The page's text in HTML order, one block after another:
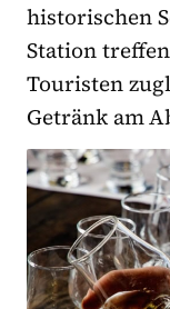
historischen
Station
Touristen
Getränk am